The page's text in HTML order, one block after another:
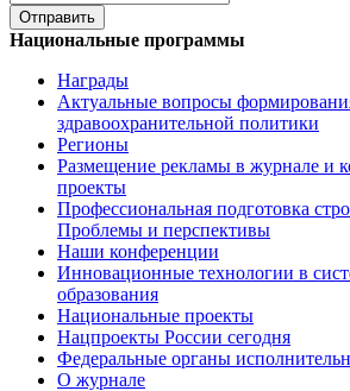
Национальные программы
Награды
Актуальные вопросы
здравоохранительной политики
Регионы
Размещение рекламы в журнале и
проекты
Профессиональная подготовка
Проблемы и перспективы
Наши конференции
Инновационные технологии в
образования
Национальные проекты
Нацпроекты России сегодня
Федеральные органы
О журнале